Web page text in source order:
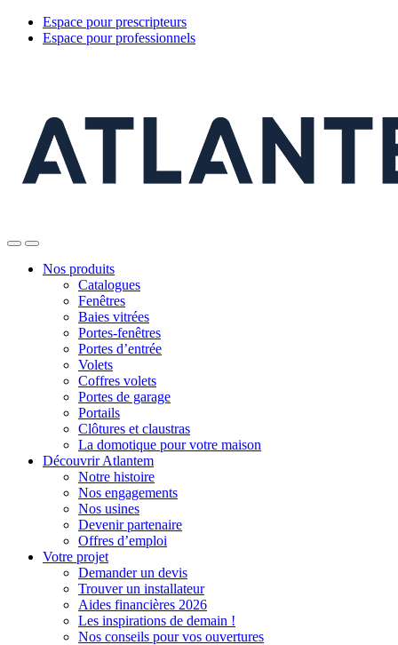
Espace pour prescripteurs
Espace pour professionnels
Nos produits
Catalogues
Fenêtres
Baies vitrées
Portes-fenêtres
Portes d’entrée
Volets
Coffres volets
Portes de garage
Portails
Clôtures et claustras
La domotique pour votre maison
Découvrir Atlantem
Notre histoire
Nos engagements
Nos usines
Devenir partenaire
Offres d’emploi
Votre projet
Demander un devis
Trouver un installateur
Aides financières 2026
Les inspirations de demain !
Nos conseils pour vos ouvertures